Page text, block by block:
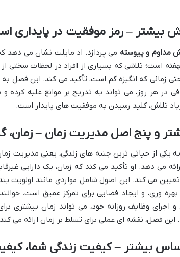
مداوم و پیوسته می پردازد. اد مایلت نشان می
است؛ تلاشی که بسیاری از افراد در لحظات سختی
زمانی که انگیزه کم است، تأکید می کند. این فصل
هر روز، می تواند به تدریج بر موانع غلبه کرده
تلاش، کلید رسیدن به موفقیت های پایدار است.
یکی از حیاتی ترین جنبه های زندگی، یعنی مدیریت
می دهد. او تأکید می کند که زمان، یک دارایی
تعیین می کند. این اصول شامل مواردی مانند اولویت
وری، و ایجاد فضایی برای تمرکز عمیق است.
و اجرای وظایف روزانه خود، می تواند زمان بیشتری
فصل، نقشه ای عملی برای تسلط بر زمان ارائه می